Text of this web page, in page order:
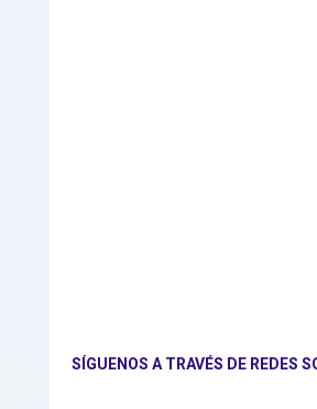
SÍGUENOS A TRAVÉS DE REDES